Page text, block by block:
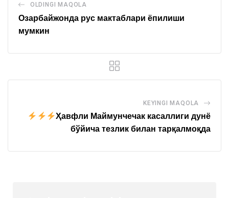
OLDINGI MAQOLA
Озарбайжонда рус мактаблари ёпилиши
мумкин
KEYINGI MAQOLA
Ҳавфли Маймунчечак касаллиги дунё
бўйича тезлик билан тарқалмоқда